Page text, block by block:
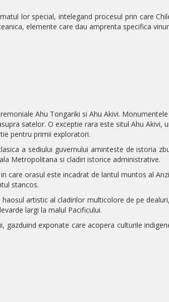
lor special, intelegand procesul prin care
elemente care dau amprenta specifica
Ahu Tongariki si Ahu Akivi.
satelor. O exceptie rara este situl Ahu Akivi,
pentru primii exploratori.
a sediului guvernului aminteste de istoria
Metropolitana si cladiri istorice administrative.
care orasul este incadrat de lantul muntos al
stancos.
artistic al cladirilor multicolore de pe
largi la malul Pacificului.
exponate care acopera culturile